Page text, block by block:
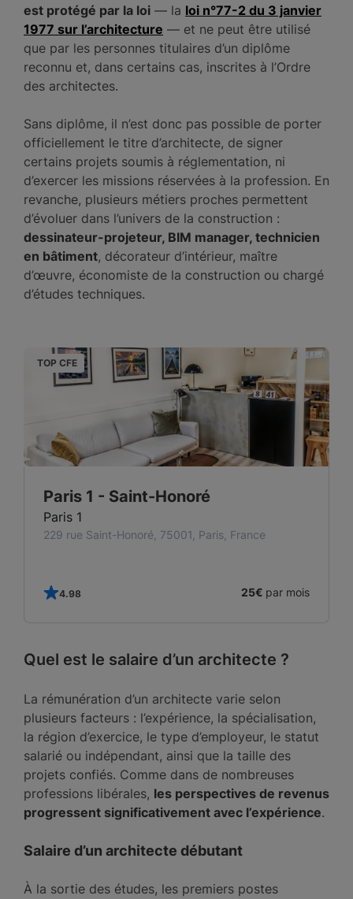
est protégé par la loi — la loi n°77-2 du 3 janvier
1977 sur l’architecture — et ne peut être utilisé
que par les personnes titulaires d’un diplôme
reconnu et, dans certains cas, inscrites à l’Ordre
des architectes.
Sans diplôme, il n’est donc pas possible de porter
officiellement le titre d’architecte, de signer
certains projets soumis à réglementation, ni
d’exercer les missions réservées à la profession. En
revanche, plusieurs métiers proches permettent
d’évoluer dans l’univers de la construction :
dessinateur-projeteur, BIM manager, technicien
en bâtiment, décorateur d’intérieur, maître
d’œuvre, économiste de la construction ou chargé
d’études techniques.
TOP CFE
Paris 1 - Saint-Honoré
Paris 1
229 rue Saint-Honoré, 75001, Paris, France
4.98 25€ par mois
Quel est le salaire d’un architecte ?
La rémunération d’un architecte varie selon
plusieurs facteurs : l’expérience, la spécialisation,
la région d’exercice, le type d’employeur, le statut
salarié ou indépendant, ainsi que la taille des
projets confiés. Comme dans de nombreuses
professions libérales, les perspectives de revenus
progressent significativement avec l’expérience.
Salaire d’un architecte débutant
À la sortie des études, les premiers postes